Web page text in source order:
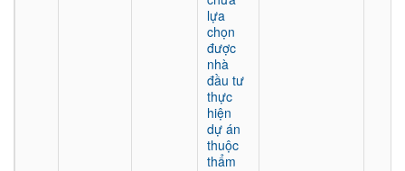
lựa
chọn
được
nhà
đầu tư
thực
hiện
dự án
thuộc
thẩm